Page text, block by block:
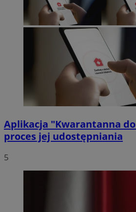
Aplikacja "Kwarantanna
proces jej udostępniania
5